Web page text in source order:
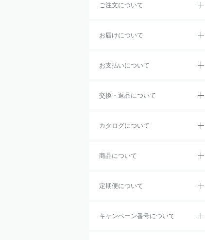
ご注文について
お届けについて
お支払いについて
交換・返品について
カタログについて
商品について
定期便について
キャンペーン番号について